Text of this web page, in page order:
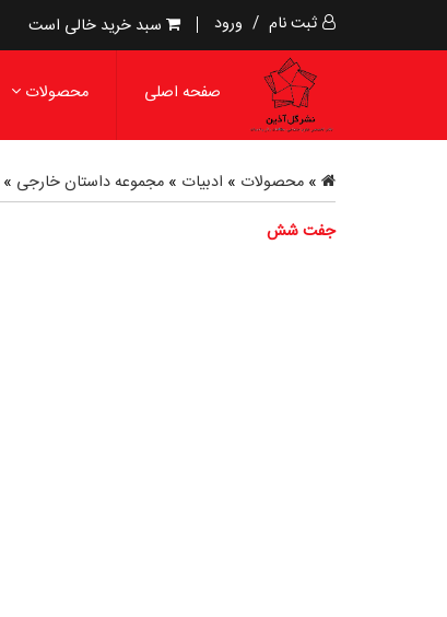
ثبت نام / ورود سبد خرید خالی است
صفحه اصلی محصولات
» محصولات » ادبیات » مجموعه داستان خارجی »
جفت شش